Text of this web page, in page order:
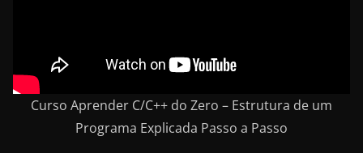
Curso Aprender C/C++ do Zero – Estrutura de um
Programa Explicada Passo a Passo